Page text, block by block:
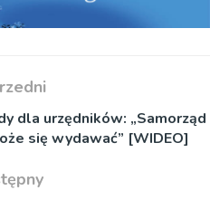
dla urzędników: „Samorząd
się wydawać” [WIDEO]